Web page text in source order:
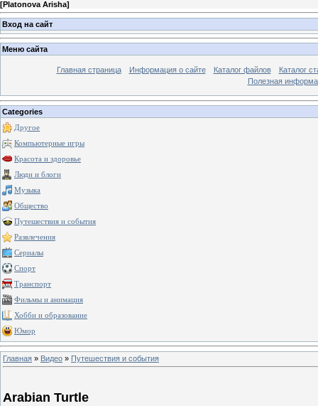
[Platonova Arisha]
Вход на сайт
Меню сайта
Главная страница Информация о сайте Каталог файлов
Каталог
Полезная
Categories
Другое
Компьютерные игры
Красота и здоровье
Люди и блоги
Музыка
Общество
Путешествия и события
Развлечения
Сериалы
Спорт
Транспорт
Фильмы и анимация
Хобби и образование
Юмор
Главная » Видео » Путешествия и события
Arabian Turtle